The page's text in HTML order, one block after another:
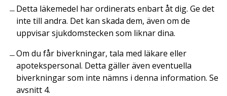
Detta läkemedel har ordinerats enbart åt dig. Ge det
inte till andra. Det kan skada dem, även om de
uppvisar sjukdomstecken som liknar dina.
Om du får biverkningar, tala med läkare eller
apotekspersonal. Detta gäller även eventuella
biverkningar som inte nämns i denna information. Se
avsnitt 4.